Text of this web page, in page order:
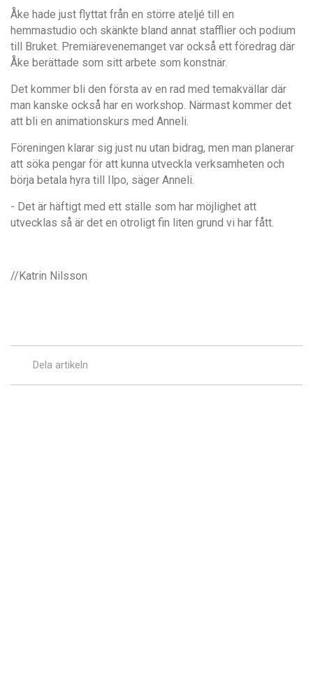
Åke hade just flyttat från en större ateljé till en
hemmastudio och skänkte bland annat stafflier och podium
till Bruket. Premiärevenemanget var också ett föredrag där
Åke berättade som sitt arbete som konstnär.
Det kommer bli den första av en rad med temakvällar där
man kanske också har en workshop. Närmast kommer det
att bli en animationskurs med Anneli.
Föreningen klarar sig just nu utan bidrag, men man planerar
att söka pengar för att kunna utveckla verksamheten och
börja betala hyra till Ilpo, säger Anneli.
- Det är häftigt med ett ställe som har möjlighet att
utvecklas så är det en otroligt fin liten grund vi har fått.
//Katrin Nilsson
Dela artikeln